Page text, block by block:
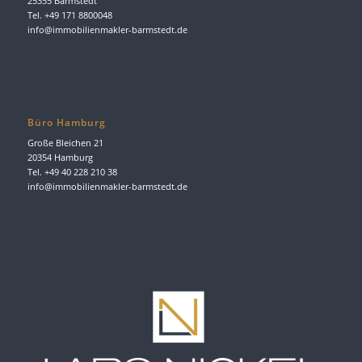
Tel. +49 171 8800048
info@immobilienmakler-barmstedt.de
Büro Hamburg
Große Bleichen 21
20354 Hamburg
Tel. +49 40 228 210 38
info@immobilienmakler-barmstedt.de